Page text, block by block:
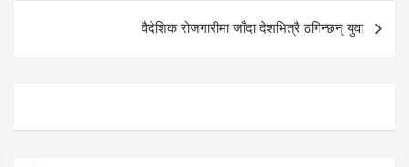
वैदेशिक रोजगारीमा जाँदा देशभित्रै ठगिन्छन् युवा